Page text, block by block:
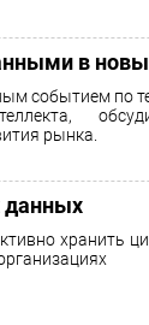
в
событием по
рынка.
данных
хранить